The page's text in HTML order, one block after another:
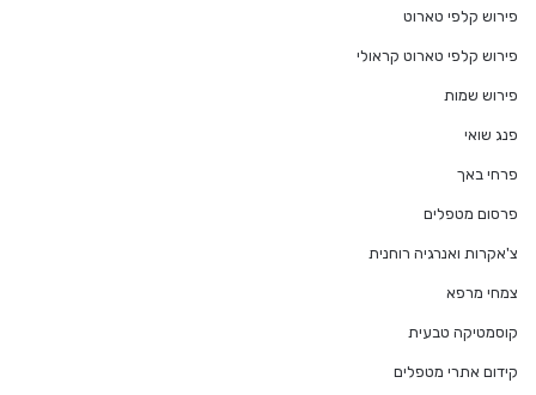
פירוש קלפי טארוט
פירוש קלפי טארוט קראולי
פירוש שמות
פנג שואי
פרחי באך
פרסום מטפלים
צ'אקרות ואנרגיה רוחנית
צמחי מרפא
קוסמטיקה טבעית
קידום אתרי מטפלים